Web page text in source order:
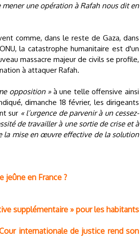
une opération à Rafah nous dit en
comme, dans le reste de Gaza, dans
la catastrophe humanitaire est d'un
massacre majeur de civils se profile,
à attaquer Rafah.
opposition »à une telle offensive ainsi
dimanche 18 février, les dirigeants
sur « l’urgence de parvenir à un cessez-
de travailler à une sortie de crise et à
la mise en œuvre effective de la solution
jeûne en France ?
supplémentaire » pour les habitants
internationale de justice rend son